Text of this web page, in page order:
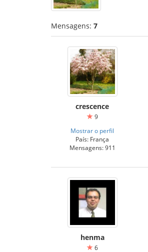
Mensagens: 7
crescence
9
Mostrar o perfil
País: França
Mensagens: 911
henma
6